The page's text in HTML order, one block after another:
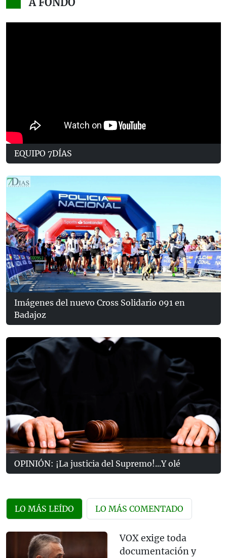
EQUIPO 7DÍAS
Imágenes del nuevo Cross Solidario 091 en
Badajoz
OPINIÓN: ¡La justicia del Supremo!...Y olé
LO MÁS LEÍDO LO MÁS COMENTADO
VOX exige toda
documentación y